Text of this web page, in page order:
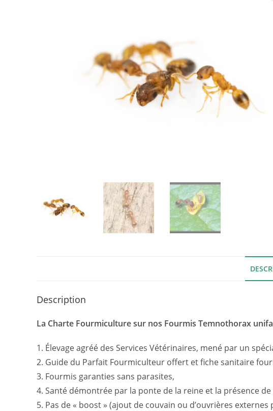
Description
La Charte Fourmiculture sur nos Fourmis Temnothorax
1. Élevage agréé des Services Vétérinaires, mené par un
2. Guide du Parfait Fourmiculteur offert et fiche sanitaire
3. Fourmis garanties sans parasites,
4. Santé démontrée par la ponte de la reine et la présence de
5. Pas de « boost » (ajout de couvain ou d’ouvrières